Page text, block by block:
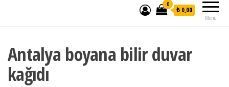
Menü
0
₺ 0,00
Antalya boyana bilir duvar
kağıdı